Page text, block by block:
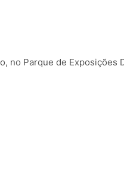
Parque de Exposições